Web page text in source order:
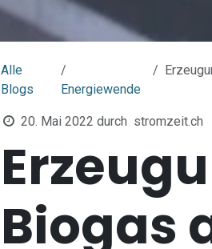
Alle
Blogs
Energiewende
20. Mai 2022 durch stromzeit.ch
Biogas